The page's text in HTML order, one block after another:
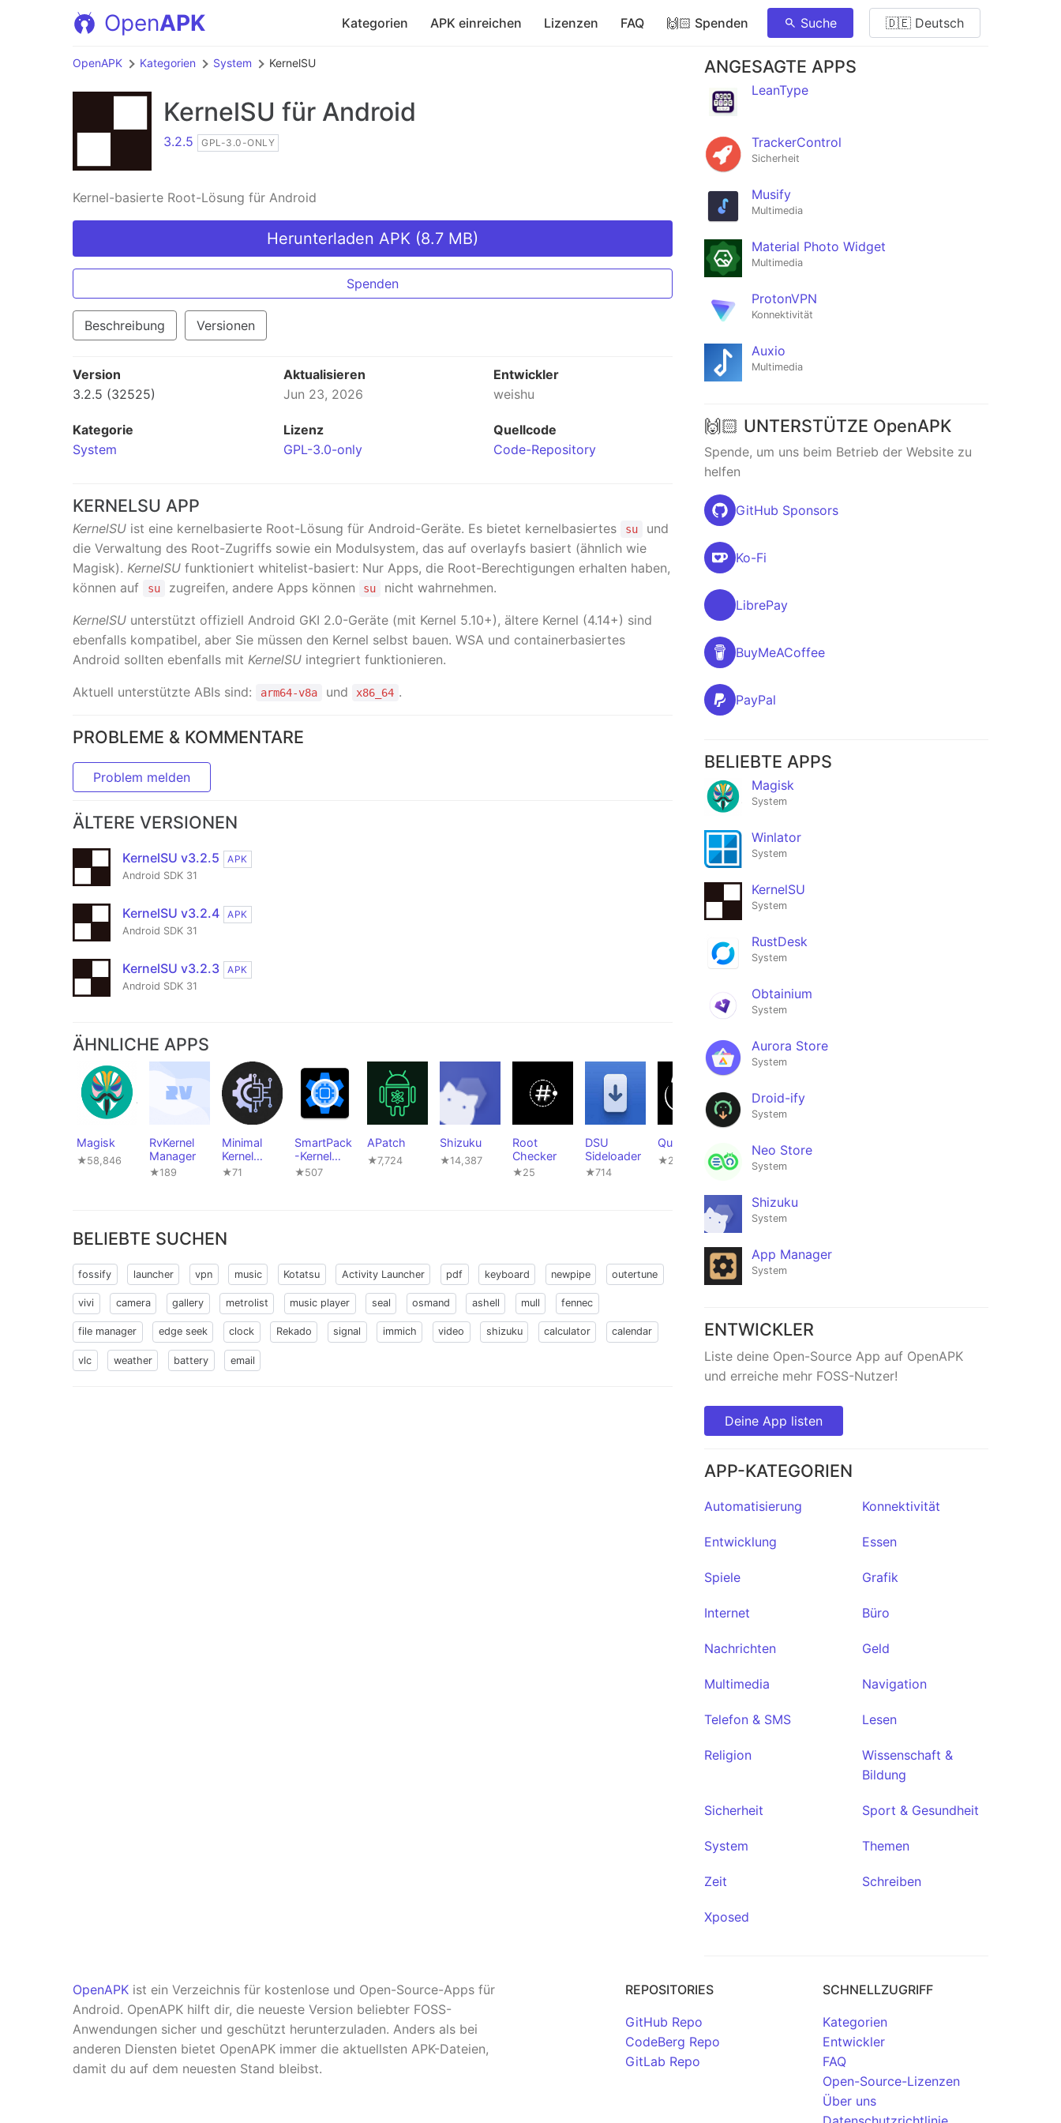
OpenAPK Kategorien APK einreichen Lizenzen FAQ 🙌🏻 Spenden Suche 🇩🇪 Deutsch
OpenAPK Kategorien System KernelSU
KernelSU für Android
3.2.5 GPL-3.0-ONLY
Kernel-basierte Root-Lösung für Android
Herunterladen APK (8.7 MB)
Spenden
Beschreibung Versionen
Version
3.2.5 (32525)
Aktualisieren
Jun 23, 2026
Entwickler
weishu
Kategorie
System
Lizenz
GPL-3.0-only
Quellcode
Code-Repository
KERNELSU APP
KernelSU ist eine kernelbasierte Root-Lösung für Android-Geräte. Es bietet kernelbasiertes su
und
die Verwaltung des Root-Zugriffs sowie ein Modulsystem, das auf overlayfs basiert (ähnlich wie
Magisk). KernelSU funktioniert whitelist-basiert: Nur Apps, die Root-Berechtigungen erhalten haben,
können auf
su zugreifen, andere Apps können su nicht wahrnehmen.
KernelSU unterstützt offiziell Android GKI 2.0-Geräte (mit Kernel 5.10+), ältere Kernel (4.14+) sind
ebenfalls kompatibel, aber Sie müssen den Kernel selbst bauen. WSA und containerbasiertes
Android sollten ebenfalls mit KernelSU integriert funktionieren.
Aktuell unterstützte ABIs sind: arm64-v8a und x86_64 .
PROBLEME & KOMMENTARE
Problem melden
ÄLTERE VERSIONEN
KernelSU v3.2.5
APK
Android SDK 31
KernelSU v3.2.4
APK
Android SDK 31
KernelSU v3.2.3
APK
Android SDK 31
ÄHNLICHE APPS
Magisk
★58,846
RvKernel
Manager
★189
Minimal
Kernel
Manager
★71
SmartPack
-Kernel
Manager
★507
APatch
★7,724
Shizuku
★14,387
Root
Checker
★25
DSU
Sideloader
★714
QuickSE
★28
Kernel
Flasher
★296
BELIEBTE SUCHEN
fossify launcher vpn music Kotatsu Activity Launcher pdf keyboard newpipe outertune
vivi camera gallery metrolist music player seal osmand ashell mull fennec
file manager edge seek clock Rekado signal immich video shizuku calculator calendar
vlc weather battery email
ANGESAGTE APPS
LeanType
TrackerControl
Sicherheit
Musify
Multimedia
Material Photo Widget
Multimedia
ProtonVPN
Konnektivität
Auxio
Multimedia
🙌🏻 UNTERSTÜTZE OpenAPK
Spende, um uns beim Betrieb der Website zu
helfen
GitHub Sponsors
Ko-Fi
LibrePay
BuyMeACoffee
PayPal
BELIEBTE APPS
Magisk
System
Winlator
System
KernelSU
System
RustDesk
System
Obtainium
System
Aurora Store
System
Droid-ify
System
Neo Store
System
Shizuku
System
App Manager
System
ENTWICKLER
Liste deine Open-Source App auf OpenAPK
und erreiche mehr FOSS-Nutzer!
Deine App listen
APP-KATEGORIEN
Automatisierung Konnektivität
Entwicklung Essen
Spiele Grafik
Internet Büro
Nachrichten Geld
Multimedia Navigation
Telefon & SMS Lesen
Religion
Wissenschaft &
Bildung
Sicherheit Sport & Gesundheit
System Themen
Zeit Schreiben
Xposed
OpenAPK ist ein Verzeichnis für kostenlose und Open-Source-Apps für
Android. OpenAPK hilft dir, die neueste Version beliebter FOSS-
Anwendungen sicher und geschützt herunterzuladen. Anders als bei
anderen Diensten bietet OpenAPK immer die aktuellsten APK-Dateien,
damit du auf dem neuesten Stand bleibst.
REPOSITORIES
GitHub Repo
CodeBerg Repo
GitLab Repo
SCHNELLZUGRIFF
Kategorien
Entwickler
FAQ
Open-Source-Lizenzen
Über uns